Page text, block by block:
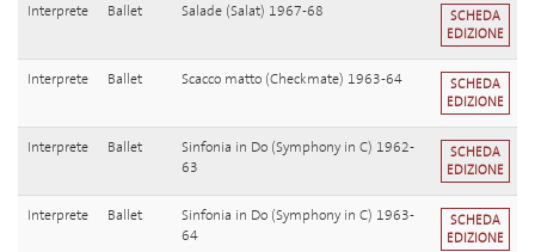
Interprete Ballet Salade (Salat) 1967-68
SCHEDA
EDIZIONE
Interprete Ballet Scacco matto (Checkmate) 1963-64
SCHEDA
EDIZIONE
Interprete Ballet
Sinfonia in Do (Symphony in C) 1962-
63
SCHEDA
EDIZIONE
Interprete Ballet
Sinfonia in Do (Symphony in C) 1963-
64
SCHEDA
EDIZIONE